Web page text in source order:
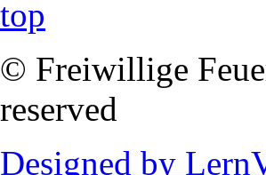
© Freiwillige
reserved
Designed by